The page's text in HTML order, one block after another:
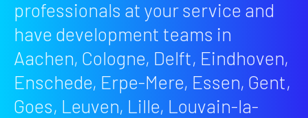
professionals at your service and
have development teams in
Aachen, Cologne, Delft, Eindhoven,
Enschede, Erpe-Mere, Essen, Gent,
Goes, Leuven, Lille, Louvain-la-